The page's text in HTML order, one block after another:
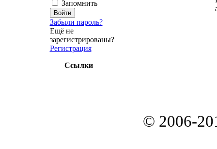
Запомнить
Забыли пароль?
Ещё не
зарегистрированы?
Регистрация
Ссылки
© 2006-